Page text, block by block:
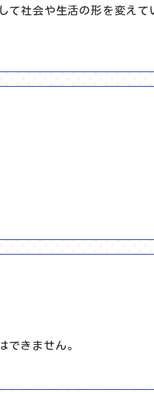
て社会や生活の形を変えて
できません。